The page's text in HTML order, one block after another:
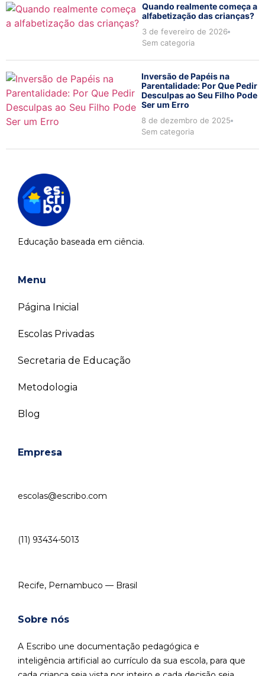
Quando realmente começa a
alfabetização das crianças?
3 de fevereiro de 2026
Sem categoria
Inversão de Papéis na
Parentalidade: Por Que Pedir
Desculpas ao Seu Filho Pode
Ser um Erro
8 de dezembro de 2025
Sem categoria
Educação baseada em ciência.
Menu
Página Inicial
Escolas Privadas
Secretaria de Educação
Metodologia
Blog
Empresa
escolas@escribo.com
(11) 93434-5013
Recife, Pernambuco — Brasil
Sobre nós
A Escribo une documentação pedagógica e
inteligência artificial ao currículo da sua escola, para que